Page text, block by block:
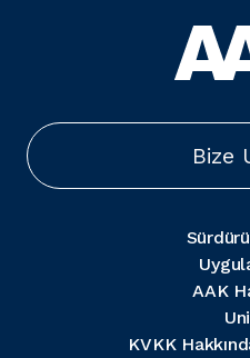
Bize
AAK
KVKK